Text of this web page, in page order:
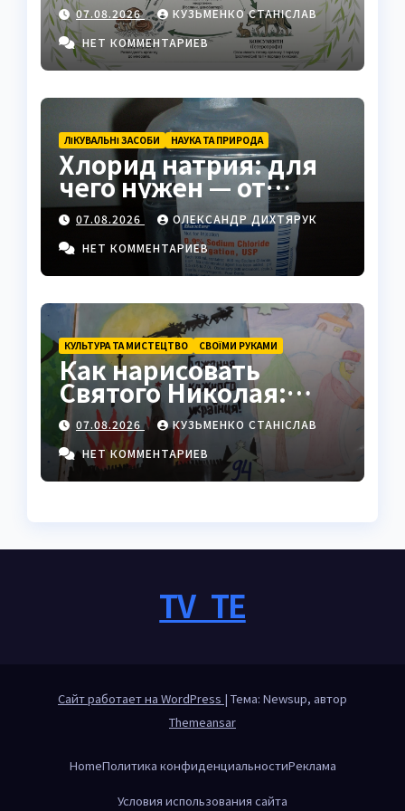
07.08.2026
КУЗЬМЕНКО СТАНІСЛАВ
НЕТ КОММЕНТАРИЕВ
ЛІКУВАЛЬНІ ЗАСОБИ НАУКА ТА ПРИРОДА
Хлорид натрия: для
чего нужен — от
физраствора до
промышленности
07.08.2026
ОЛЕКСАНДР ДИХТЯРУК
НЕТ КОММЕНТАРИЕВ
КУЛЬТУРА ТА МИСТЕЦТВО СВОЇМИ РУКАМИ
Как нарисовать
Святого Николая:
полный пошаговый
гайд с секретами
мастеров
07.08.2026
КУЗЬМЕНКО СТАНІСЛАВ
НЕТ КОММЕНТАРИЕВ
TV_TE
Сайт работает на WordPress | Тема: Newsup, автор
Themeansar
HomeПолитика конфиденциальностиРеклама
Условия использования сайта